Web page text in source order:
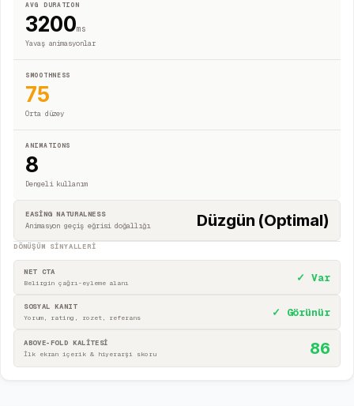
AVG DURATION
3200ms
Yavaş animasyonlar
SMOOTHNESS
75
Orta düzey
ANIMATIONS
8
Dengeli kullanım
EASING NATURALNESS
Animasyon geçiş eğrisi doğallığı
Düzgün (Optimal)
DÖNÜŞÜM SINYALLERI
NET CTA
Belirgin çağrı-eyleme alanı ✓ Var
SOSYAL KANIT
Yorum, rating, rozet, referans ✓ Görünür
ABOVE-FOLD KALİTESİ
İlk ekran içerik & hiyerarşi skoru 86